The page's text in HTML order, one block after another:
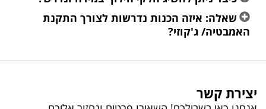
שאלה: איזה הכנות נדרשות לצורך התקנת
האמבטיה/ ג'קוזי?
יצירת קשר